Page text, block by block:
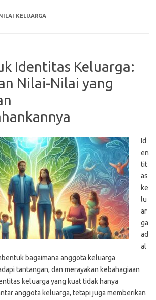
KELUARGA
Identitas Keluarga:
Nilai-Nilai yang
Id
en
tit
as
ke
lu
ar
ga
ad
al
bagaimana anggota keluarga
tantangan, dan merayakan kebahagiaan
keluarga yang kuat tidak hanya
anggota keluarga, tetapi juga memberikan